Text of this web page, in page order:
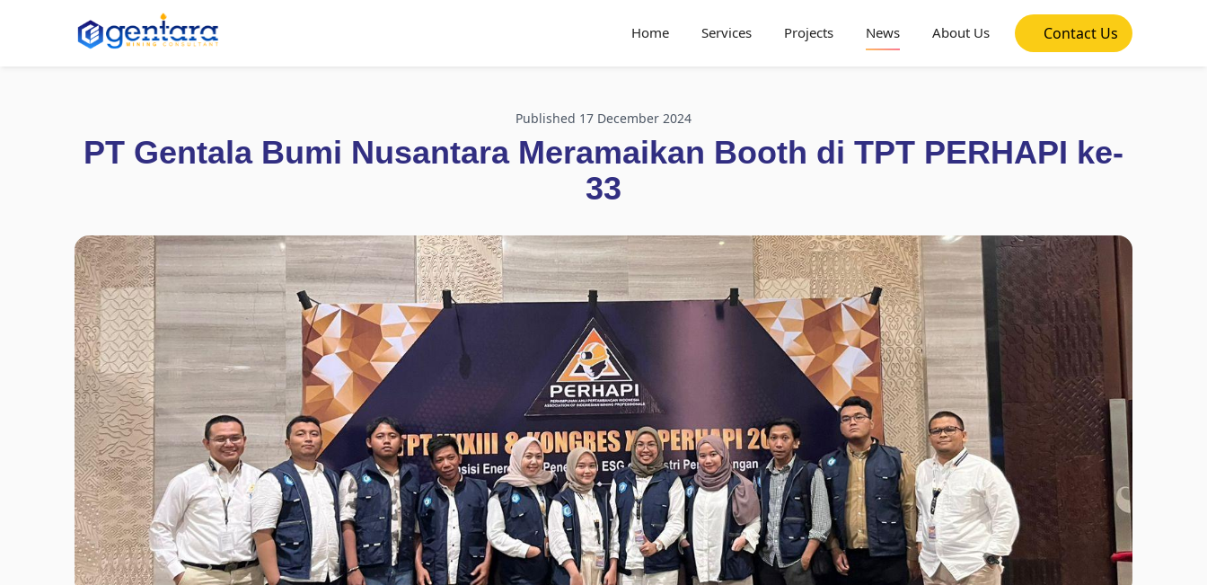
Home Services Projects News About Us Contact Us
Published 17 December 2024
PT Gentala Bumi Nusantara Meramaikan Booth di TPT PERHAPI ke-
33